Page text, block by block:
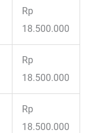
Rp
18.500.000
Rp
18.500.000
Rp
18.500.000